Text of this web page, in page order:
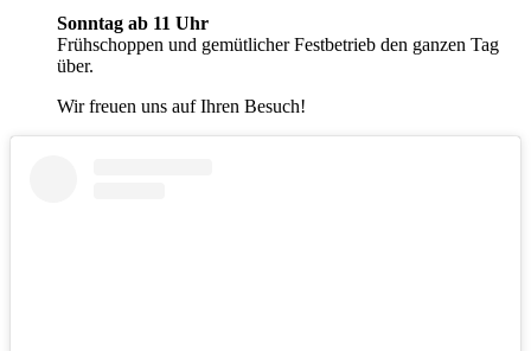
Sonntag ab 11 Uhr
Frühschoppen und gemütlicher Festbetrieb den ganzen Tag
über.
Wir freuen uns auf Ihren Besuch!